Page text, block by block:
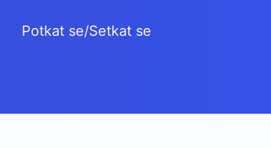
Potkat se/Setkat se